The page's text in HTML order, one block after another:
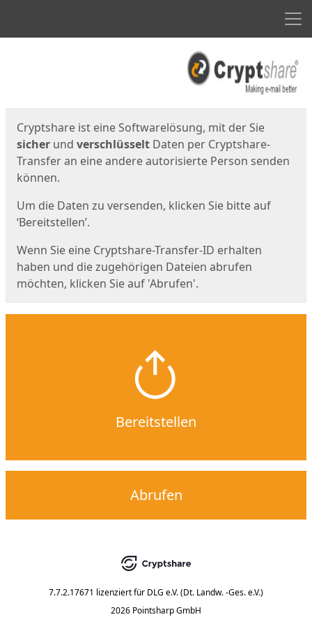
Cryptshare ist eine Softwarelösung, mit der Sie
sicher und verschlüsselt Daten per Cryptshare-
Transfer an eine andere autorisierte Person senden
können.
Um die Daten zu versenden, klicken Sie bitte auf
‘Bereitstellen’.
Wenn Sie eine Cryptshare-Transfer-ID erhalten
haben und die zugehörigen Dateien abrufen
möchten, klicken Sie auf 'Abrufen'.
Bereitstellen
Abrufen
7.7.2.17671 lizenziert für DLG e.V. (Dt. Landw. -Ges. e.V.)
2026 Pointsharp GmbH